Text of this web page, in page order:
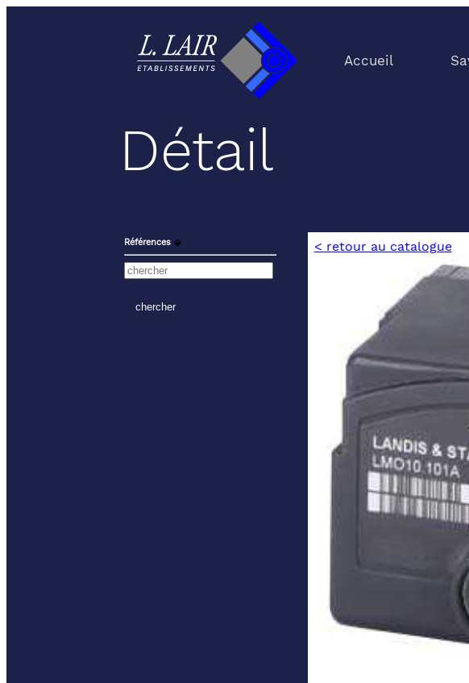
Accueil
Détail
Références ⬙ < retour au catalogue